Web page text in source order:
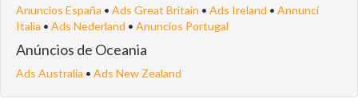
Anuncios España • Ads Great Britain • Ads Ireland • Annunci
Italia • Ads Nederland • Anuncios Portugal
Anúncios de Oceania
Ads Australia • Ads New Zealand